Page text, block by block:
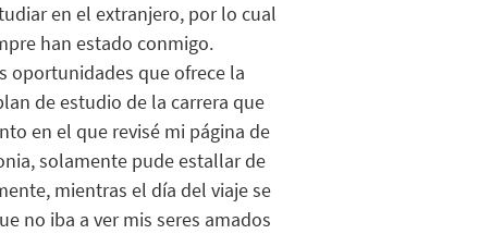
en el extranjero, por lo cual
han estado conmigo.
oportunidades que ofrece la
de estudio de la carrera que
en el que revisé mi página de
, solamente pude estallar de
mientras el día del viaje se
no iba a vermis seres amados